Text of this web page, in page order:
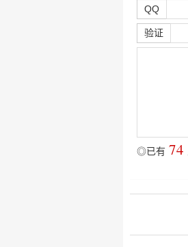
QQ
验证
◎已有 74